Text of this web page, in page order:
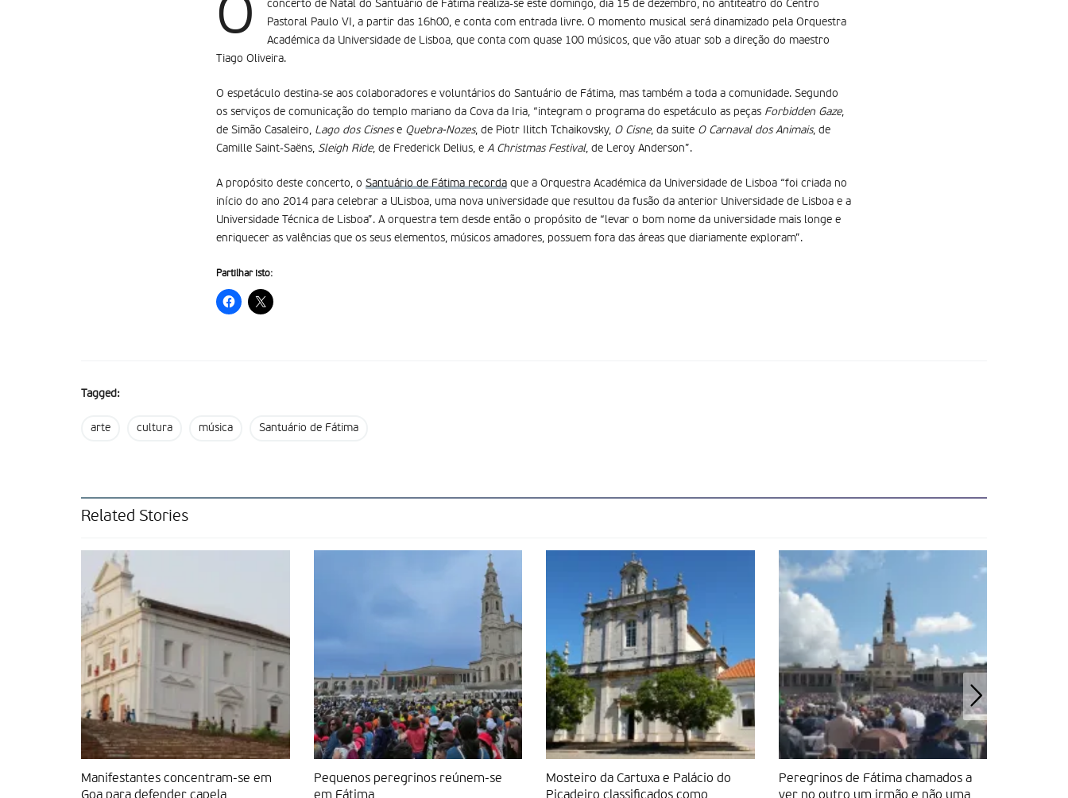
O
concerto de Natal do Santuário de Fátima realiza-se este domingo, dia 15 de dezembro, no antiteatro do Centro
Pastoral Paulo VI, a partir das 16h00, e conta com entrada livre. O momento musical será dinamizado pela Orquestra
Académica da Universidade de Lisboa, que conta com quase 100 músicos, que vão atuar sob a direção do maestro
Tiago Oliveira.
O espetáculo destina-se aos colaboradores e voluntários do Santuário de Fátima, mas também a toda a comunidade. Segundo
os serviços de comunicação do templo mariano da Cova da Iria, “integram o programa do espetáculo as peças Forbidden Gaze,
de Simão Casaleiro, Lago dos Cisnese Quebra-Nozes, de Piotr Ilitch Tchaikovsky, O Cisne, da suite O Carnaval dos Animais, de
Camille Saint-Saëns, Sleigh Ride, de Frederick Delius, e A Christmas Festival, de Leroy Anderson”.
A propósito deste concerto, o Santuário de Fátima recorda que a Orquestra Académica da Universidade de Lisboa “foi criada no
início do ano 2014 para celebrar a ULisboa, uma nova universidade que resultou da fusão da anterior Universidade de Lisboa e a
Universidade Técnica de Lisboa”. A orquestra tem desde então o propósito de “levar o bom nome da universidade mais longe e
enriquecer as valências que os seus elementos, músicos amadores, possuem fora das áreas que diariamente exploram”.
Partilhar isto:
Tagged:
arte cultura música Santuário de Fátima
Related Stories
Manifestantes concentram-se em
Goa para defender capela
Pequenos peregrinos reúnem-se
em Fátima
Mosteiro da Cartuxa e Palácio do
Picadeiro classificados como
Peregrinos de Fátima chamados a
ver no outro um irmão e não uma